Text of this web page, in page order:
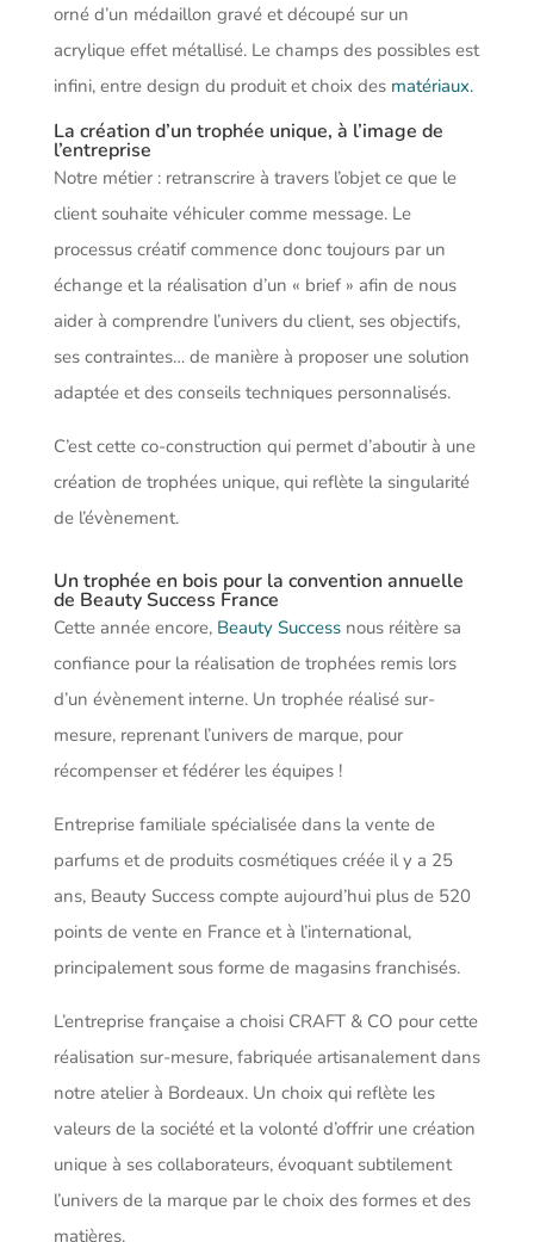
orné d’un médaillon gravé et découpé sur un
acrylique effet métallisé. Le champs des possibles est
infini, entre design du produit et choix des matériaux.
La création d’un trophée unique, à l’image de
l’entreprise
Notre métier : retranscrire à travers l’objet ce que le
client souhaite véhiculer comme message. Le
processus créatif commence donc toujours par un
échange et la réalisation d’un « brief » afin de nous
aider à comprendre l’univers du client, ses objectifs,
ses contraintes… de manière à proposer une solution
adaptée et des conseils techniques personnalisés.
C’est cette co-construction qui permet d’aboutir à une
création de trophées unique, qui reflète la singularité
de l’évènement.
Un trophée en bois pour la convention annuelle
de Beauty Success France
Cette année encore, Beauty Successnous réitère sa
confiance pour la réalisation de trophées remis lors
d’un évènement interne. Un trophée réalisé sur-
mesure, reprenant l’univers de marque, pour
récompenser et fédérer les équipes !
Entreprise familiale spécialisée dans la vente de
parfums et de produits cosmétiques créée il y a 25
ans, Beauty Success compte aujourd’hui plus de 520
points de vente en France et à l’international,
principalement sous forme de magasins franchisés.
L’entreprise française a choisi CRAFT & CO pour cette
réalisation sur-mesure, fabriquée artisanalement dans
notre atelier à Bordeaux. Un choix qui reflète les
valeurs de la société et la volonté d’offrir une création
unique à ses collaborateurs, évoquant subtilement
l’univers de la marque par le choix des formes et des
matières.